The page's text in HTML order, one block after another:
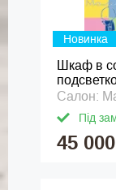
Новинка
Шкаф в
Салон:
Під
45 000